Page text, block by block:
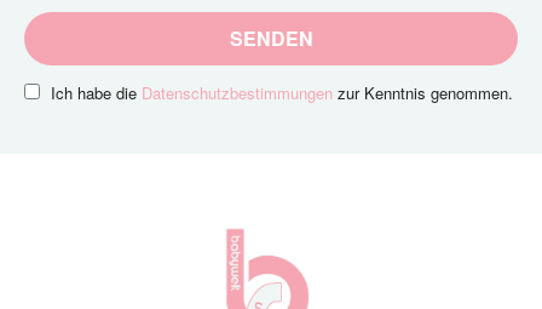
SENDEN
Ich habe die Datenschutzbestimmungen zur Kenntnis genommen.